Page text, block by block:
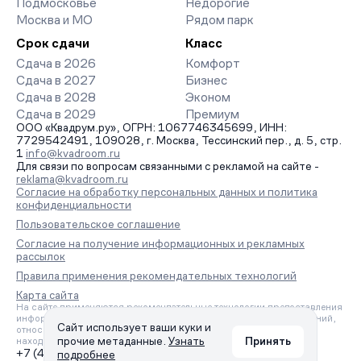
Подмосковье
Москва и МО
Недорогие
Рядом парк
Срок сдачи
Сдача в 2026
Сдача в 2027
Сдача в 2028
Сдача в 2029
Класс
Комфорт
Бизнес
Эконом
Премиум
ООО «Квадрум.ру», ОГРН: 1067746345699, ИНН:
7729542491, 109028, г. Москва, Тессинский пер., д. 5, стр.
1 info@kvadroom.ru
Для связи по вопросам связанными с рекламой на сайте -
reklama@kvadroom.ru
Согласие на обработку персональных данных и политика
конфиденциальности
Пользовательское соглашение
Согласие на получение информационных и рекламных
рассылок
Правила применения рекомендательных технологий
Карта сайта
На сайте применяются рекомендательные технологии предоставления
информации на основе сбора, систематизации и анализа сведений,
относящихся к предпочтениям пользователей сети «Интернет»,
находящихся на территории Российской Федерации.
+7 (495) 157-88-80
Сайт использует ваши куки и
прочие метаданные. Узнать
подробнее
Принять